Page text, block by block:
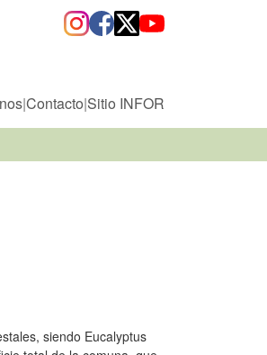
|Contacto|Sitio INFOR
siendo Eucalyptus